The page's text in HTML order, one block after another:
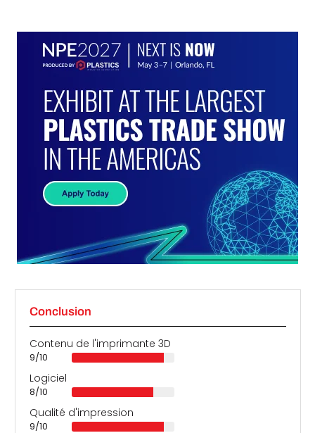
Conclusion
Contenu de l'imprimante 3D
9/10
Logiciel
8/10
Qualité d'impression
9/10